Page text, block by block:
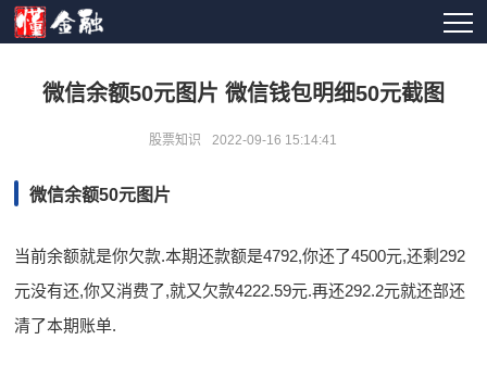
微信余额50元图片 微信钱包明细50元截图
股票知识 2022-09-16 15:14:41
微信余额50元图片
当前余额就是你欠款.本期还款额是4792,你还了4500元,还剩292
元没有还,你又消费了,就又欠款4222.59元.再还292.2元就还部还
清了本期账单.